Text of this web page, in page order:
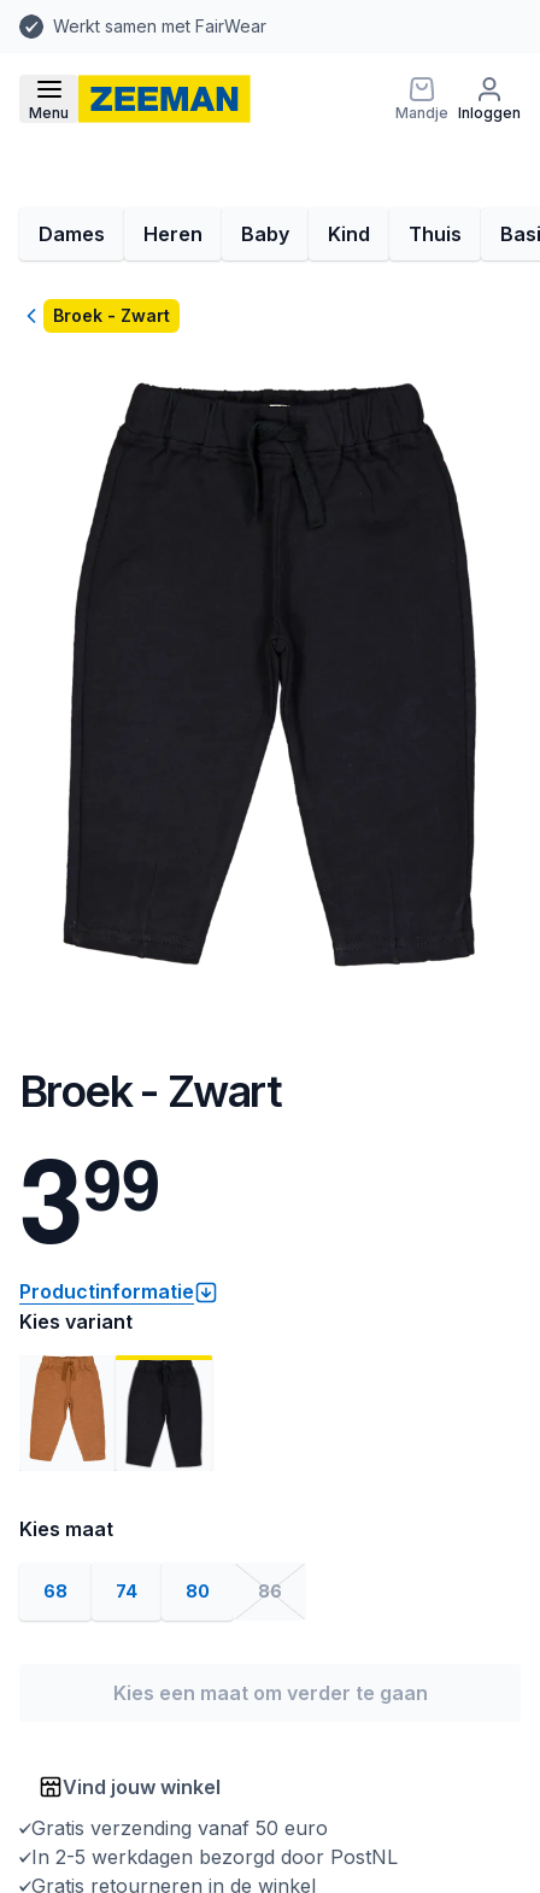
Werkt samen met FairWear
Menu Mandje Inloggen
Dames Heren Baby Kind Thuis
TerugBroek - Zwart
Broek - Zwart
399
Productinformatie
Kies variant
Kies maat
68 74 80 86
Kies een maat om verder te gaan
Vind jouw winkel
Gratis verzending vanaf 50 euro
In 2-5 werkdagen bezorgd door PostNL
Gratis retourneren in de winkel